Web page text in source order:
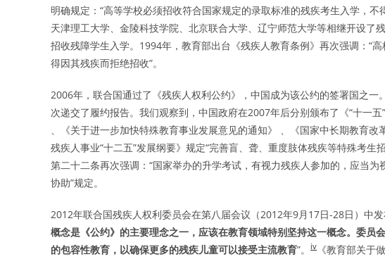
明确规定：“高等学校必须招收符合国家规定的录取标准的残疾考生入学，不
天津理工大学、金陵科技学院、北京联合大学、辽宁师范大学等相继开设了
招收残障学生入学。1994年，教育部出台《残疾人教育条例》再次强调：“
得因其残疾而拒绝招收”。
2006年，联合国通过了《残疾人权利公约》，中国成为该公约的签署国之
次递交了履约报告。我们观察到，中国政府在2007年后分别颁布了《“十一
、《关于进一步加快特殊教育事业发展意见的通知》 、《国家中长期教育
残疾人事业“十二五”发展纲要》规定“完善盲、聋、重度肢体残疾等特殊考生
第二十二条再次强调：“国家举办的升学考试，有视力残疾人参加的，应当
协助”规定。
2012年联合国残疾人权利委员会在第八届会议（2012年9月17日-28日）中
概念是《公约》的主要理念之一，应该在教育领域特别坚持这一概念。委员
的包容性教育，以确保更多的残疾儿童可以接受主流教育”。 iv 《教育部关于